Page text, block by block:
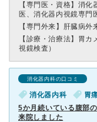
【専門医・資格】 消化
医、消化器内視鏡専門
【専門外来】 肝臓病外
【診療・治療法】 胃カ
視鏡検査）
消化器内科の口コミ
消化器内科 胃
5か月続いている腹部
来院しました